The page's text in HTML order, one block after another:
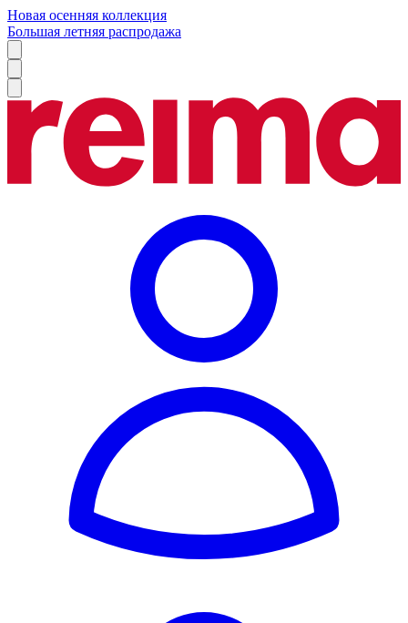
Новая осенняя коллекция
Большая летняя распродажа